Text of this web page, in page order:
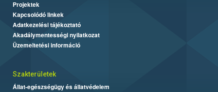
Projektek
Kapcsolódó linkek
Adatkezelési tájékoztató
Akadálymentességi nyilatkozat
Üzemeltetési információ
Szakterületek
Állat-egészségügy és állatvédelem